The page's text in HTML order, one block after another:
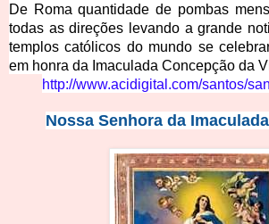
De Roma quantidade de pombas
todas as direções levando a grande
templos católicos do mundo se
em honra da Imaculada Concepção da
http://www.acidigital.com/santos/
Nossa Senhora da Imacul a